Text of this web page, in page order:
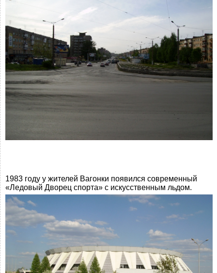
1983 году у жителей Вагонки появился современный
«Ледовый Дворец спорта» с искусственным льдом.